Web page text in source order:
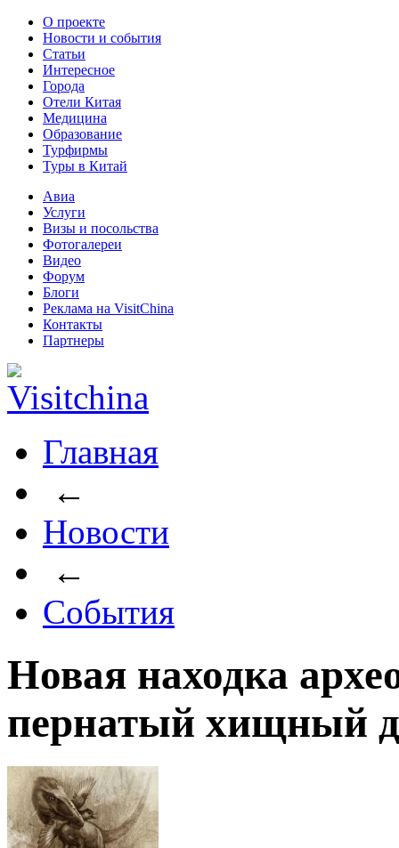
О проекте
Новости и события
Статьи
Интересное
Города
Отели Китая
Медицина
Образование
Турфирмы
Туры в Китай
Авиа
Услуги
Визы и посольства
Фотогалереи
Видео
Форум
Блоги
Реклама на VisitChina
Контакты
Партнеры
Главная
←
Новости
←
События
Новая находка
пернатый хищный